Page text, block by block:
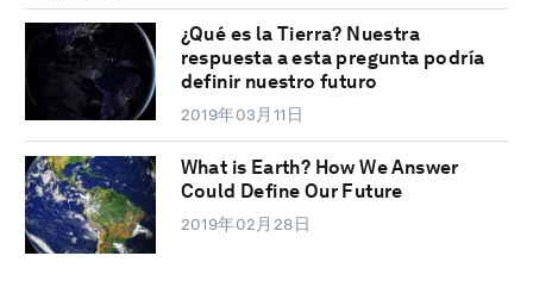
¿Qué es la Tierra? Nuestra
respuesta a esta pregunta podría
definir nuestro futuro
2019年03月11日
What is Earth? How We Answer
Could Define Our Future
2019年02月28日